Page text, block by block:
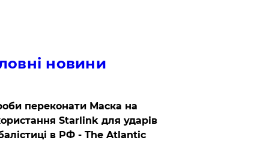
новини
переконати Маска на
Starlink для ударів
в РФ - The Atlantic